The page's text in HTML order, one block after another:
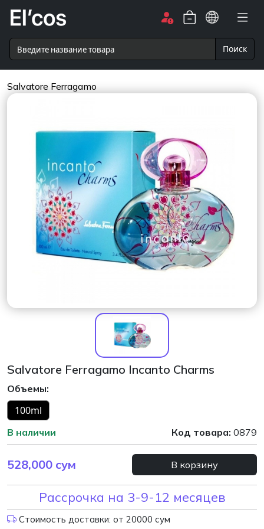
Поиск
Salvatore Ferragamo
Salvatore Ferragamo Incanto Charms
Объемы:
100ml
В наличии Код товара: 0879
528,000 сум В корзину
Рассрочка на 3-9-12 месяцев
Стоимость доставки: от 20000 сум